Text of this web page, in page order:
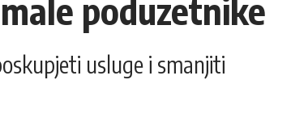
poduzetnike
usluge i smanjiti